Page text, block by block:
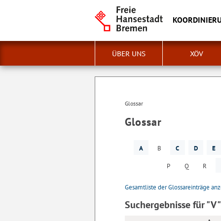
ÜBER UNS XÖV
Glossar
Glossar
A B C D E
P Q R
Gesamtliste der Glossareinträge
Suchergebnisse für "V"